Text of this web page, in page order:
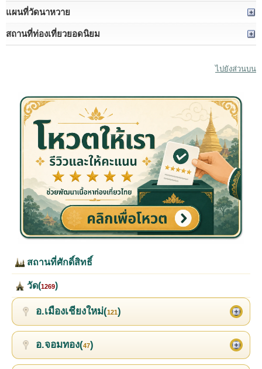
แผนที่วัดนาหวาย
สถานที่ท่องเที่ยวยอดนิยม
ไปยังส่วนบน
สถานที่ศักดิ์สิทธิ์
วัด(1269)
อ.เมืองเชียงใหม่(121)
อ.จอมทอง(47)